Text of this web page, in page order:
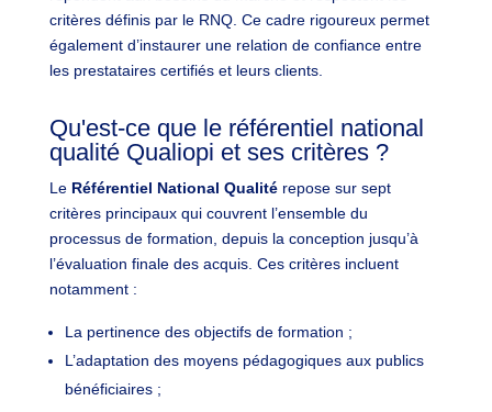
critères définis par le RNQ. Ce cadre rigoureux permet
également d’instaurer une relation de confiance entre
les prestataires certifiés et leurs clients.
Qu'est-ce que le référentiel national
qualité Qualiopi et ses critères ?
Le Référentiel National Qualitérepose sur sept
critères principaux qui couvrent l’ensemble du
processus de formation, depuis la conception jusqu’à
l’évaluation finale des acquis. Ces critères incluent
notamment :
La pertinence des objectifs de formation ;
L’adaptation des moyens pédagogiques aux publics
bénéficiaires ;